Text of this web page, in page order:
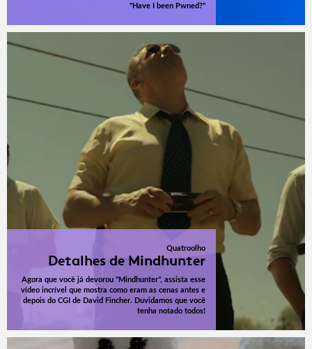
"Have I been Pwned?"
Quatroolho
Detalhes de Mindhunter
Agora que você já devorou "Mindhunter", assista esse
vídeo incrível que mostra como eram as cenas antes e
depois do CGI de David Fincher. Duvidamos que você
tenha notado todos!